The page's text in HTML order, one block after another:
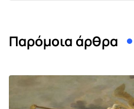
Παρόμοια άρθρα